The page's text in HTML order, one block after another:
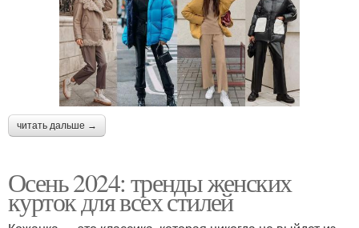
читать дальше →
Осень 2024: тренды женских
курток для всех стилей